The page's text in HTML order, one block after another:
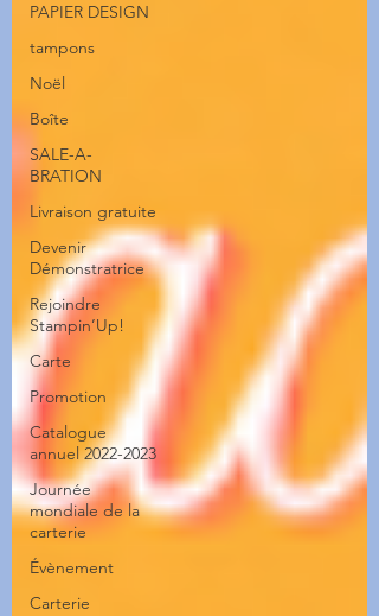
PAPIER DESIGN
tampons
Noël
Boîte
SALE-A-
BRATION
Livraison gratuite
Devenir
Démonstratrice
Rejoindre
Stampin’Up!
Carte
Promotion
Catalogue
annuel 2022-2023
Journée
mondiale de la
carterie
Évènement
Carterie